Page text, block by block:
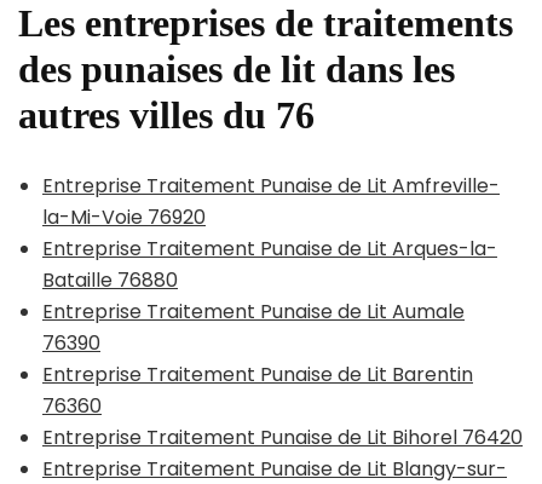
Les entreprises de traitements
des punaises de lit dans les
autres villes du 76
Entreprise Traitement Punaise de Lit Amfreville-
la-Mi-Voie 76920
Entreprise Traitement Punaise de Lit Arques-la-
Bataille 76880
Entreprise Traitement Punaise de Lit Aumale
76390
Entreprise Traitement Punaise de Lit Barentin
76360
Entreprise Traitement Punaise de Lit Bihorel 76420
Entreprise Traitement Punaise de Lit Blangy-sur-